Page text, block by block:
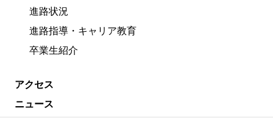
進路状況
進路指導・キャリア教育
卒業生紹介
アクセス
ニュース